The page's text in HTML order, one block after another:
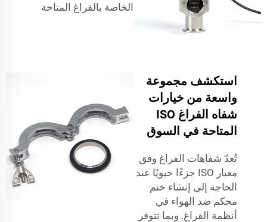
الخاصة بالفراغ المتاحة
استكشف مجموعة
واسعة من خيارات
شفاه الفراغ ISO
المتاحة في السوق
تُعدّ شفاهات الفراغ وفق
معيار ISO جزءًا حيويًا عند
الحاجة إلى إنشاء ختم
محكم ضد الهواء في
أنظمة الفراغ. وبما تتوفر